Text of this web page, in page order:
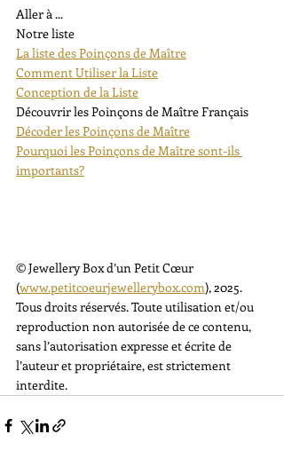
Aller à ...
Notre liste
La liste des Poinçons de Maître
Comment Utiliser la Liste
Conception de la Liste
Découvrir les Poinçons de Maître Français
Décoder les Poinçons de Maître
Pourquoi les Poinçons de Maître sont-ils
importants?
© Jewellery Box d’un Petit Cœur
(www.petitcoeurjewellerybox.com), 2025.
Tous droits réservés. Toute utilisation et/ou
reproduction non autorisée de ce contenu,
sans l’autorisation expresse et écrite de
l’auteur et propriétaire, est strictement
interdite.